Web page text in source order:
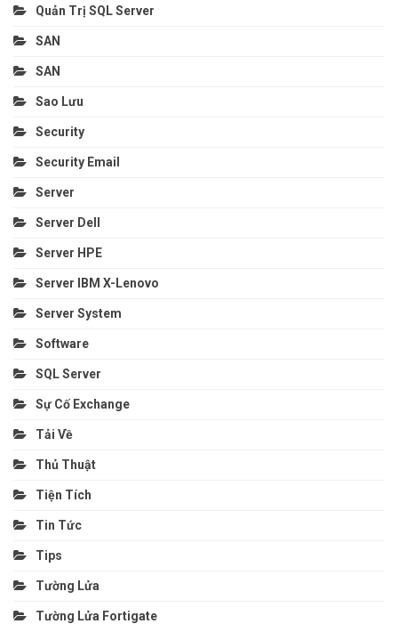
Quản Trị SQL Server
SAN
SAN
Sao Lưu
Security
Security Email
Server
Server Dell
Server HPE
Server IBM X-Lenovo
Server System
Software
SQL Server
Sự Cố Exchange
Tải Về
Thủ Thuật
Tiện Tích
Tin Tức
Tips
Tường Lửa
Tường Lửa Fortigate